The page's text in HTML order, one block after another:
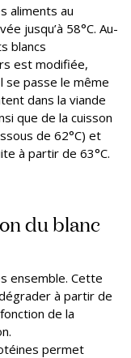
aliments au
jusqu’à 58°C. Au-
blancs
est modifiée,
se passe le même
dans la viande
que de la cuisson
de 62°C) et
à partir de 63°C.
du blanc
ensemble. Cette
à partir de
de la
permet